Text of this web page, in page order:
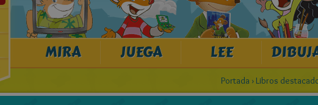
MIRA JUEGA LEE
Portada › Libros